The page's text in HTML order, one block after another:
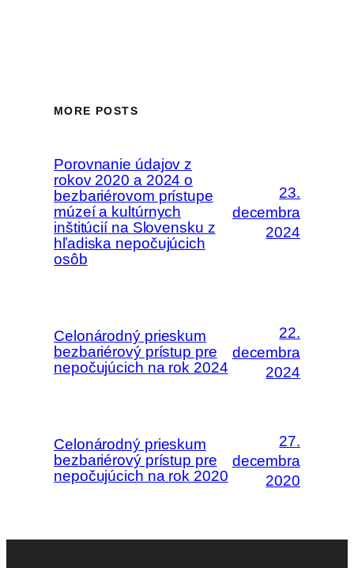
MORE POSTS
Porovnanie údajov z
rokov 2020 a 2024 o
bezbariérovom prístupe
múzeí a kultúrnych
inštitúcií na Slovensku z
hľadiska nepočujúcich
osôb
23.
decembra
2024
Celonárodný prieskum
bezbariérový prístup pre
nepočujúcich na rok 2024
22.
decembra
2024
Celonárodný prieskum
bezbariérový prístup pre
nepočujúcich na rok 2020
27.
decembra
2020